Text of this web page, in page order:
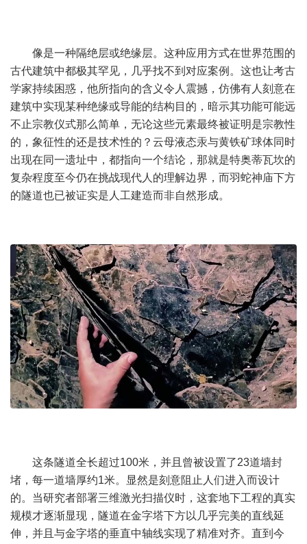
像是一种隔绝层或绝缘层。这种应用方式在世界范围的
古代建筑中都极其罕见，几乎找不到对应案例。这也让考古
学家持续困惑，他所指向的含义令人震撼，仿佛有人刻意在
建筑中实现某种绝缘或导能的结构目的，暗示其功能可能远
不止宗教仪式那么简单，无论这些元素最终被证明是宗教性
的，象征性的还是技术性的？云母液态汞与黄铁矿球体同时
出现在同一遗址中，都指向一个结论，那就是特奥蒂瓦坎的
复杂程度至今仍在挑战现代人的理解边界，而羽蛇神庙下方
的隧道也已被证实是人工建造而非自然形成。
这条隧道全长超过100米，并且曾被设置了23道墙封
堵，每一道墙厚约1米。显然是刻意阻止人们进入而设计
的。当研究者部署三维激光扫描仪时，这套地下工程的真实
规模才逐渐显现，隧道在金字塔下方以几乎完美的直线延
伸，并且与金字塔的垂直中轴线实现了精准对齐。直到今